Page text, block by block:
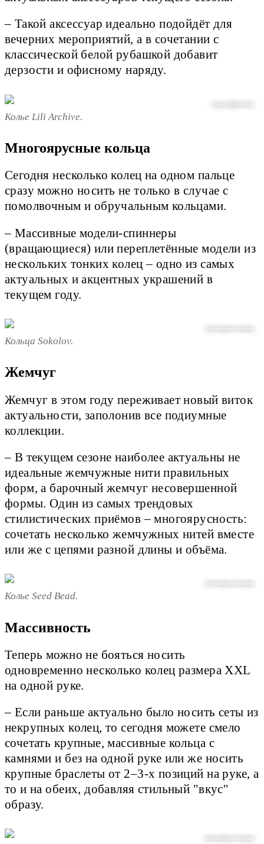
– Такой аксессуар идеально подойдёт для
вечерних мероприятий, а в сочетании с
классической белой рубашкой добавит
дерзости и офисному наряду.
соцсети @lili.archive
Колье Lili Archive.
Многоярусные кольца
Сегодня несколько колец на одном пальце
сразу можно носить не только в случае с
помолвочным и обручальным кольцами.
– Массивные модели-спиннеры
(вращающиеся) или переплетённые модели из
нескольких тонких колец – одно из самых
актуальных и акцентных украшений в
текущем году.
сайт интернет-магазина
Кольца Sokolov.
Жемчуг
Жемчуг в этом году переживает новый виток
актуальности, заполонив все подиумные
коллекции.
– В текущем сезоне наиболее актуальны не
идеальные жемчужные нити правильных
форм, а барочный жемчуг несовершенной
формы. Один из самых трендовых
стилистических приёмов – многоярусность:
сочетать несколько жемчужных нитей вместе
или же с цепями разной длины и объёма.
сайт интернет-магазина
Колье Seed Bead.
Массивность
Теперь можно не бояться носить
одновременно несколько колец размера XXL
на одной руке.
– Если раньше актуально было носить сеты из
некрупных колец, то сегодня можете смело
сочетать крупные, массивные кольца с
камнями и без на одной руке или же носить
крупные браслеты от 2–3-х позиций на руке, а
то и на обеих, добавляя стильный "вкус"
образу.
сайт интернет-магазина